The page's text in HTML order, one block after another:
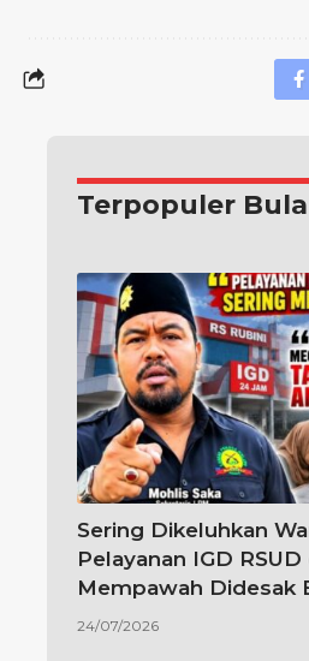
Terpopuler
Sering Dikeluhkan
Pelayanan IGD
Mempawah Didesak
24/07/2026